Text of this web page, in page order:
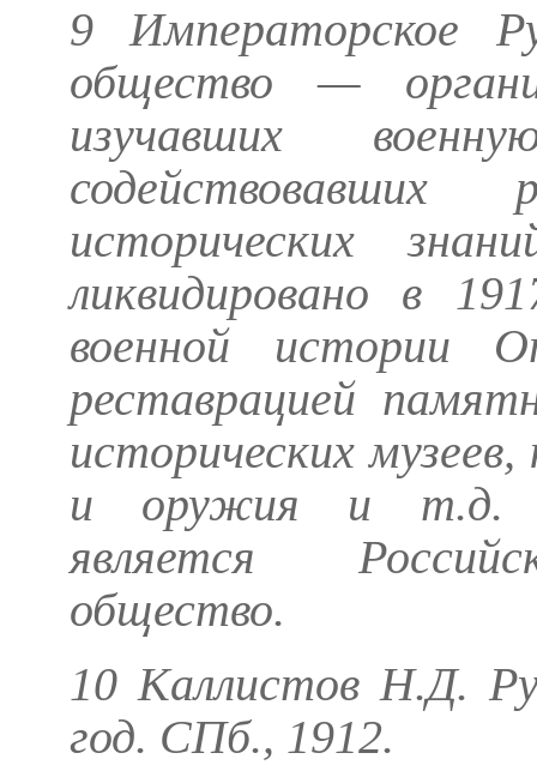
9 Императорское
общество —
изучавших
содействовавших
исторических
ликвидировано в
военной истории
реставрацией
исторических
и оружия и т.д.
является
общество.
10 Каллистов Н.Д.
год. СПб., 1912.